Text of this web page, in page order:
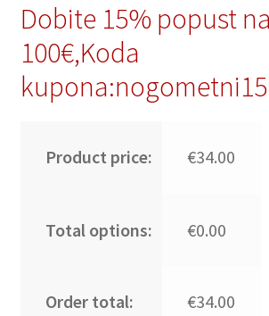
Dobite 15% popust
100€,Koda
kupona:nogometni15
Product price: €34.00
Total options: €0.00
Order total: €34.00